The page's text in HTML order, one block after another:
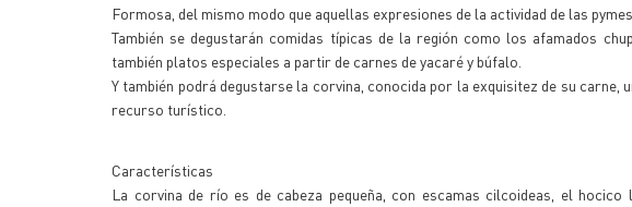
Formosa, del mismo modo que aquellas expresiones de la actividad de las pymes.
También se degustarán comidas típicas de la región como los afamados
también platos especiales a partir de carnes de yacaré y búfalo.
Y también podrá degustarse la corvina, conocida por la exquisitez de su
recurso turístico.
Características
La corvina de río es de cabeza pequeña, con escamas cilcoideas, el